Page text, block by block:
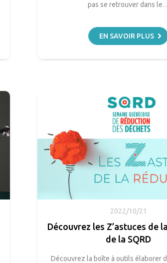
pas se retrouver dans
EN SAVOIR PLUS
2022/10/21
Découvrez les Z’astuces de
de la SQRD
Découvrez la boîte à outils élaborer